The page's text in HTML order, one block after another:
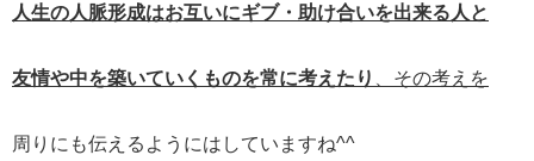
人生の人脈形成はお互いにギブ・助け合いを出来る人と
友情や中を築いていくものを常に考えたり 、その考えを
周りにも伝えるようにはしていますね^^